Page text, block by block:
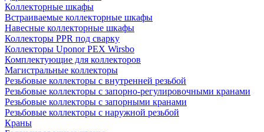
Коллекторные шкафы
Встраиваемые коллекторные шкафы
Навесные коллекторные шкафы
Коллекторы PPR под сварку
Коллекторы Uponor PEX Wirsbo
Комплектующие для коллекторов
Магистральные коллекторы
Резьбовые коллекторы с внутренней резьбой
Резьбовые коллекторы с запорно-регулировочными кранами
Резьбовые коллекторы с запорными кранами
Резьбовые коллекторы с наружной резьбой
Краны